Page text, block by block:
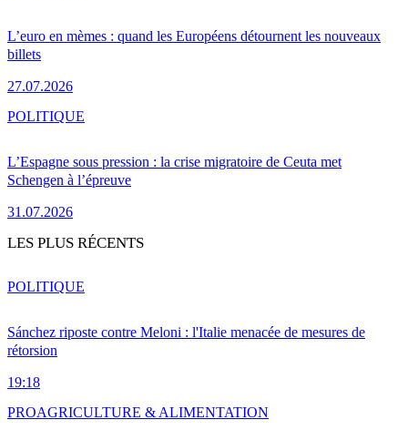
L’euro en mèmes : quand les Européens détournent les nouveaux
billets
27.07.2026
L’Espagne sous pression : la crise migratoire de Ceuta met
Schengen à l’épreuve
31.07.2026
POLITIQUE
LES PLUS RÉCENTS
Sánchez riposte contre Meloni : l'Italie menacée de mesures de
rétorsion
19:18
POLITIQUE
PROAGRICULTURE & ALIMENTATION